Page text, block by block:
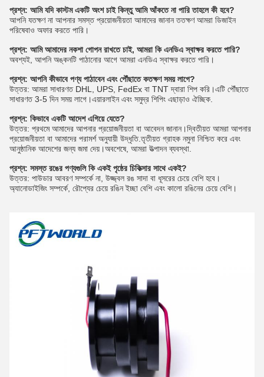
প্রশ্ন: আমি যদি কাস্টম একটি অংশ চাই কিন্তু আমি আঁকতে না পারি তাহলে কী হবে?
আপনি যতক্ষণ না আপনার সমস্ত প্রয়োজনীয়তা আমাদের জানান ততক্ষণ আমরা ডিজাইন
পরিষেবাও অফার করতে পারি।
প্রশ্ন: আমি আমাদের নকশা গোপন রাখতে চাই, আমরা কি এনডিএ স্বাক্ষর করতে পারি?
অবশ্যই, আপনি অঙ্কনটি পাঠানোর আগে আমরা এনডিএ স্বাক্ষর করতে পারি।
প্রশ্ন: আপনি কীভাবে পণ্য পাঠাবেন এবং পৌঁছাতে কতক্ষণ সময় লাগে?
উত্তর: আমরা সাধারণত DHL, UPS, FedEx বা TNT দ্বারা শিপ করি।এটি পৌঁছাতে
সাধারণত 3-5 দিন সময় লাগে।এয়ারলাইন এবং সমুদ্র শিপিং এছাড়াও ঐচ্ছিক.
প্রশ্ন: কিভাবে একটি আদেশ এগিয়ে যেতে?
উত্তর: প্রথমে আমাদের আপনার প্রয়োজনীয়তা বা আবেদন জানান।দ্বিতীয়ত আমরা আপনার
প্রয়োজনীয়তা বা আমাদের পরামর্শ অনুযায়ী উদ্ধৃতি.তৃতীয়ত গ্রাহক নমুনা নিশ্চিত করে এবং
আনুষ্ঠানিক আদেশের জন্য জমা দেয়।অবশেষে, আমরা উত্পাদন ব্যবস্থা.
প্রশ্ন: সমস্ত রঙের পণ্যগুলি কি একই পৃষ্ঠের চিকিত্সার সাথে একই?
উত্তর: পাউডার আবরণ সম্পর্কে না, উজ্জ্বল রঙ সাদা বা ধূসরের চেয়ে বেশি হবে।
অ্যানোডাইজিং সম্পর্কে, রৌপ্যের চেয়ে রঙিন ইচ্ছা বেশি এবং কালো রঙিনের চেয়ে বেশি।